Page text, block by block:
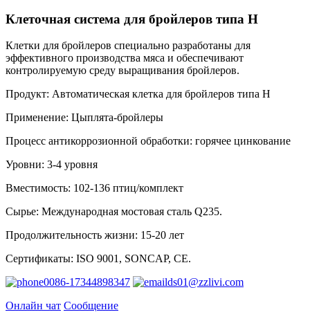
Клеточная система для бройлеров типа H
Клетки для бройлеров специально разработаны для
эффективного производства мяса и обеспечивают
контролируемую среду выращивания бройлеров.
Продукт: Автоматическая клетка для бройлеров типа H
Применение: Цыплята-бройлеры
Процесс антикоррозионной обработки: горячее цинкование
Уровни: 3-4 уровня
Вместимость: 102-136 птиц/комплект
Сырье: Международная мостовая сталь Q235.
Продолжительность жизни: 15-20 лет
Сертификаты: ISO 9001, SONCAP, CE.
0086-17344898347
ds01@zzlivi.com
Онлайн чат Сообщение